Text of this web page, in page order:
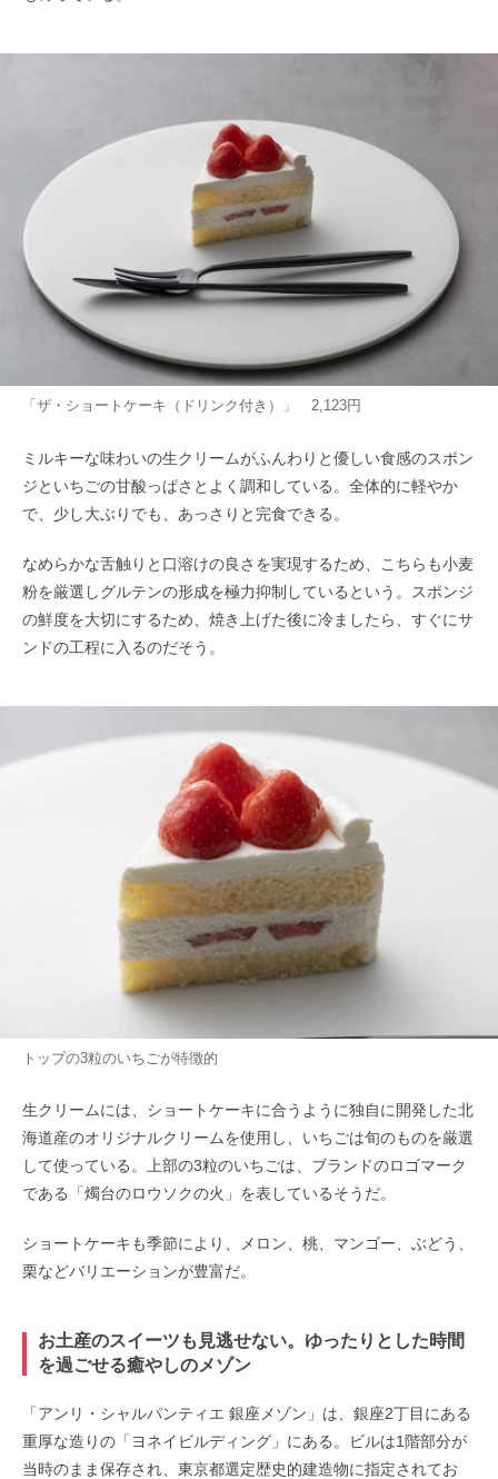
「ザ・ショートケーキ（ドリンク付き）」 2,123円
ミルキーな味わいの生クリームがふんわりと優しい食感のスポン
ジといちごの甘酸っぱさとよく調和している。全体的に軽やか
で、少し大ぶりでも、あっさりと完食できる。
なめらかな舌触りと口溶けの良さを実現するため、こちらも小麦
粉を厳選しグルテンの形成を極力抑制しているという。スポンジ
の鮮度を大切にするため、焼き上げた後に冷ましたら、すぐにサ
ンドの工程に入るのだそう。
トップの3粒のいちごが特徴的
生クリームには、ショートケーキに合うように独自に開発した北
海道産のオリジナルクリームを使用し、いちごは旬のものを厳選
して使っている。上部の3粒のいちごは、ブランドのロゴマーク
である「燭台のロウソクの火」を表しているそうだ。
ショートケーキも季節により、メロン、桃、マンゴー、ぶどう、
栗などバリエーションが豊富だ。
お土産のスイーツも見逃せない。ゆったりとした時間
を過ごせる癒やしのメゾン
「アンリ・シャルパンティエ 銀座メゾン」は、銀座2丁目にある
重厚な造りの「ヨネイビルディング」にある。ビルは1階部分が
当時のまま保存され、東京都選定歴史的建造物に指定されてお